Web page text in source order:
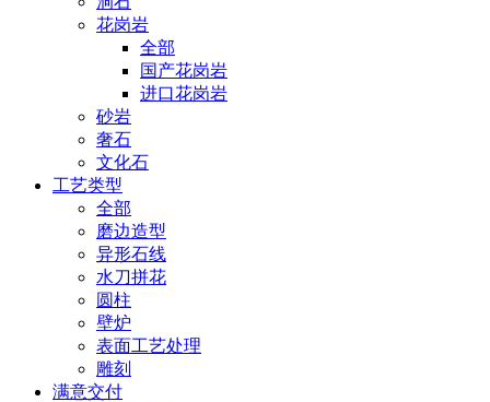
花岗岩
全部
国产花岗岩
进口花岗岩
砂岩
奢石
文化石
工艺类型
全部
磨边造型
异形石线
水刀拼花
圆柱
壁炉
表面工艺处理
雕刻
满意交付